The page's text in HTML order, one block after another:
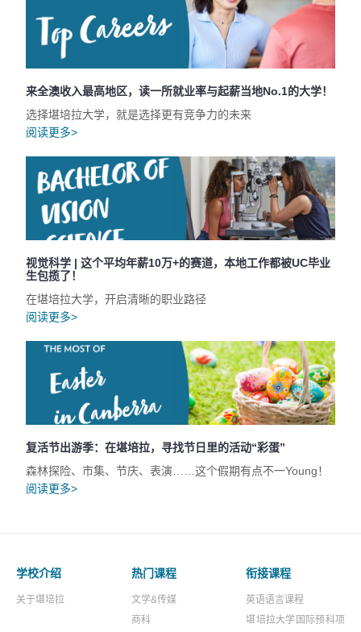
来全澳收入最高地区，读一所就业率与起薪当地No.1的大学！
选择堪培拉大学，就是选择更有竞争力的未来
阅读更多>
视觉科学 | 这个平均年薪10万+的赛道，本地工作都被UC毕业
生包揽了！
在堪培拉大学，开启清晰的职业路径
阅读更多>
复活节出游季：在堪培拉，寻找节日里的活动“彩蛋”
森林探险、市集、节庆、表演……这个假期有点不一Young！
阅读更多>
学校介绍
关于堪培拉
热门课程
文学&传媒
商科
衔接课程
英语语言课程
堪培拉大学国际预科项